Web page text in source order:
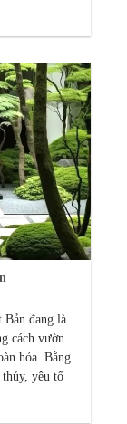
Bản đang là
cách vườn
hỏa. Bằng
yêu tố